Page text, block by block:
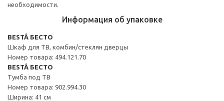
необходимости.
Информация об упаковке
BESTÅ БЕСТО
Шкаф для ТВ, комбин/стеклян дверцы
Номер товара: 494.121.70
BESTÅ БЕСТО
Тумба под ТВ
Номер товара: 902.994.30
Ширина: 41 см